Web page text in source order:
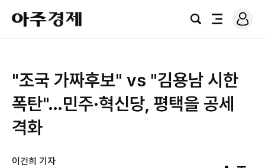
아
주
경
검
전
로
그
"조국 가짜후보" vs "김용남 시한
폭탄"…민주·혁신당, 평택을 공세
격화
이건희 기자